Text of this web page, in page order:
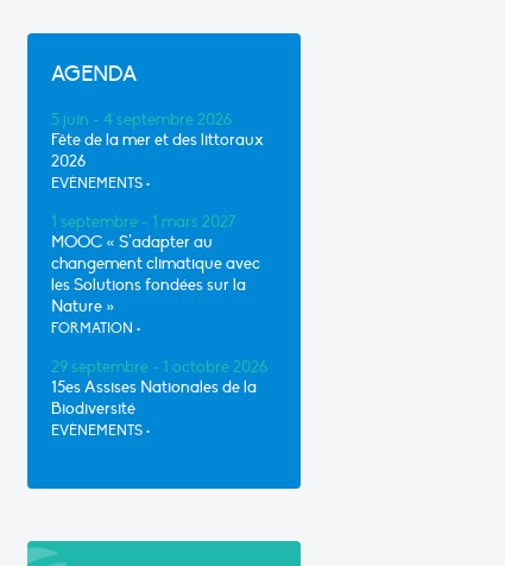
AGENDA
5 juin - 4 septembre 2026
Fête de la mer et des littoraux
2026
EVÈNEMENTS •
1 septembre - 1 mars 2027
MOOC « S’adapter au
changement climatique avec
les Solutions fondées sur la
Nature »
FORMATION •
29 septembre - 1 octobre 2026
15es Assises Nationales de la
Biodiversité
EVÈNEMENTS •